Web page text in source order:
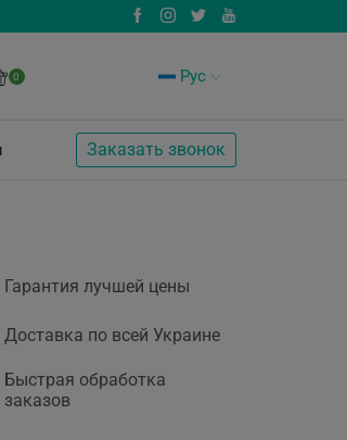
0 Рус
Заказать звонок
Гарантия лучшей цены
Доставка по всей Украине
Быстрая обработка
заказов